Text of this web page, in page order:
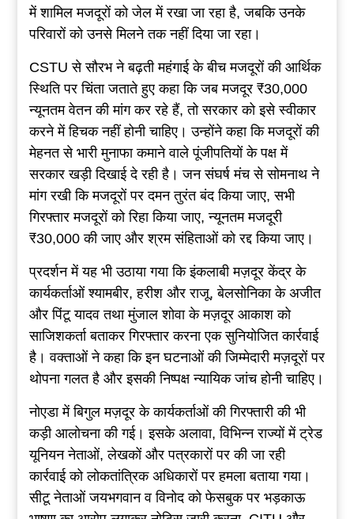
में शामिल मजदूरों को जेल में रखा जा रहा है, जबकि उनके
परिवारों को उनसे मिलने तक नहीं दिया जा रहा।
CSTU से सौरभ ने बढ़ती महंगाई के बीच मजदूरों की आर्थिक
स्थिति पर चिंता जताते हुए कहा कि जब मजदूर ₹30,000
न्यूनतम वेतन की मांग कर रहे हैं, तो सरकार को इसे स्वीकार
करने में हिचक नहीं होनी चाहिए। उन्होंने कहा कि मजदूरों की
मेहनत से भारी मुनाफा कमाने वाले पूंजीपतियों के पक्ष में
सरकार खड़ी दिखाई दे रही है। जन संघर्ष मंच से सोमनाथ ने
मांग रखी कि मजदूरों पर दमन तुरंत बंद किया जाए, सभी
गिरफ्तार मजदूरों को रिहा किया जाए, न्यूनतम मजदूरी
₹30,000 की जाए और श्रम संहिताओं को रद्द किया जाए।
प्रदर्शन में यह भी उठाया गया कि इंकलाबी मज़दूर केंद्र के
कार्यकर्ताओं श्यामबीर, हरीश और राजू, बेलसोनिका के अजीत
और पिंटू यादव तथा मुंजाल शोवा के मज़दूर आकाश को
साजिशकर्ता बताकर गिरफ्तार करना एक सुनियोजित कार्रवाई
है। वक्ताओं ने कहा कि इन घटनाओं की जिम्मेदारी मज़दूरों पर
थोपना गलत है और इसकी निष्पक्ष न्यायिक जांच होनी चाहिए।
नोएडा में बिगुल मज़दूर के कार्यकर्ताओं की गिरफ्तारी की भी
कड़ी आलोचना की गई। इसके अलावा, विभिन्न राज्यों में ट्रेड
यूनियन नेताओं, लेखकों और पत्रकारों पर की जा रही
कार्रवाई को लोकतांत्रिक अधिकारों पर हमला बताया गया।
सीटू नेताओं जयभगवान व विनोद को फेसबुक पर भड़काऊ